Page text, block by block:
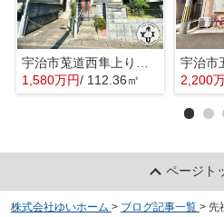
1,580万円/ 112.36㎡
2,200
ページト
株式会社ゆいホーム > ブログ記事一覧 > 先